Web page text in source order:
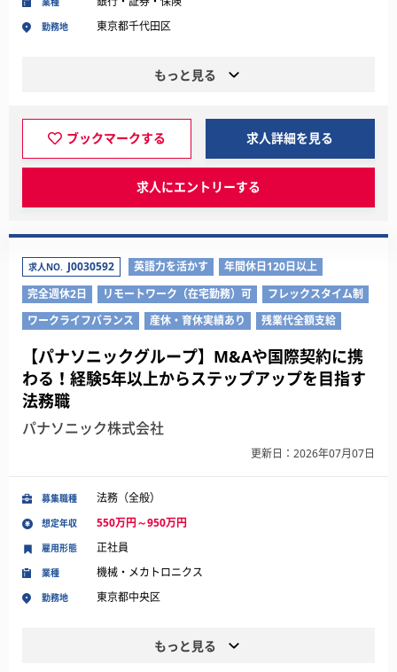
勤務地 東京都千代田区
もっと見る
ブックマークする 求人詳細を見る
求人にエントリーする
求人NO. J0030592 英語力を活かす
年間休日120日以上
完全週休2日
リモートワーク（在宅勤務）可
フレックスタイム制
ワークライフバランス
産休・育休実績あり 残業代全額支給
【パナソニックグループ】M&Aや国際契約に携
わる！経験5年以上からステップアップを目指す
法務職
パナソニック株式会社
更新日：2026年07月07日
募集職種 法務（全般）
想定年収 550万円～950万円
業種 機械・メカトロニクス
勤務地 東京都中央区
雇用形態 正社員
もっと見る